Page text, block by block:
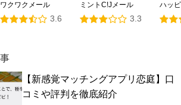
ワクワクメール
3.6
ミントC!Jメール
3.3
ハッ
【新感覚マッチングアプリ恋庭】口
コミや評判を徹底紹介